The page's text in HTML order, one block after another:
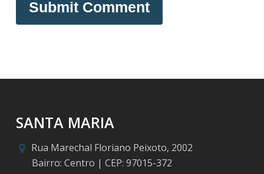
SANTA MARIA
Rua Marechal Floriano Peixoto, 2002
Bairro: Centro | CEP: 97015-372